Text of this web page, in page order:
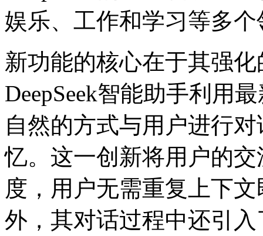
娱乐、工作和学习等多
新功能的核心在于其强
DeepSeek智能助手利用
自然的方式与用户进行
忆。这一创新将用户的
度，用户无需重复上下
外，其对话过程中还引